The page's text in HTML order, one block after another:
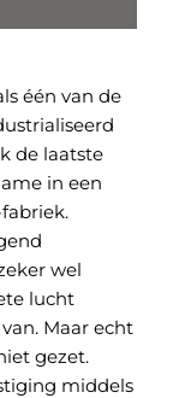
één van de
de laatste
in een
wel
lucht
Maar echt
gezet.
middels